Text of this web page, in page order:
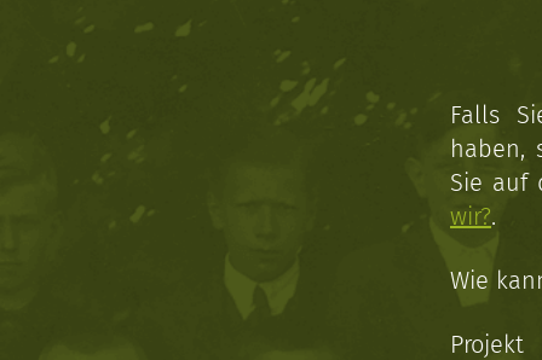
Falls
haben,
Sie auf
wir?.
Wie